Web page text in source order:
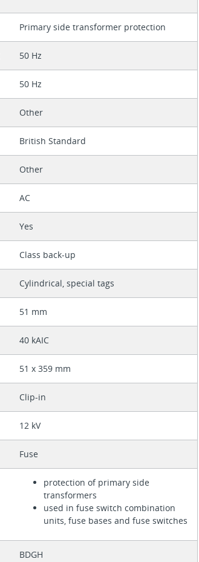
Primary side transformer protection
50 Hz
50 Hz
Other
British Standard
Other
AC
Yes
Class back-up
Cylindrical, special tags
51 mm
40 kAIC
51 x 359 mm
Clip-in
12 kV
Fuse
protection of primary side
transformers
used in fuse switch combination
units, fuse bases and fuse switches
BDGH